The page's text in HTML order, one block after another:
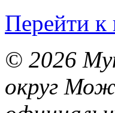
Перейти к
© 2026
округ